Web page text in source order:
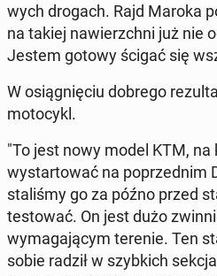
wych drogach. Rajd Maroka
na takiej na­wierzch­ni już nie
Jestem gotowy ścigać się
W osią­gnię­ciu dobrego
mo­to­cykl.
"To jest nowy model KTM, na
wy­star­to­wać na po­przed­nim
sta­li­śmy go za późno przed
te­sto­wać. On jest dużo
wy­ma­ga­ją­cym terenie. Ten
sobie radził w szyb­kich